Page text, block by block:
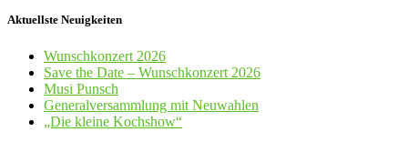
Aktuellste Neuigkeiten
Wunschkonzert 2026
Save the Date – Wunschkonzert 2026
Musi Punsch
Generalversammlung mit Neuwahlen
„Die kleine Kochshow“